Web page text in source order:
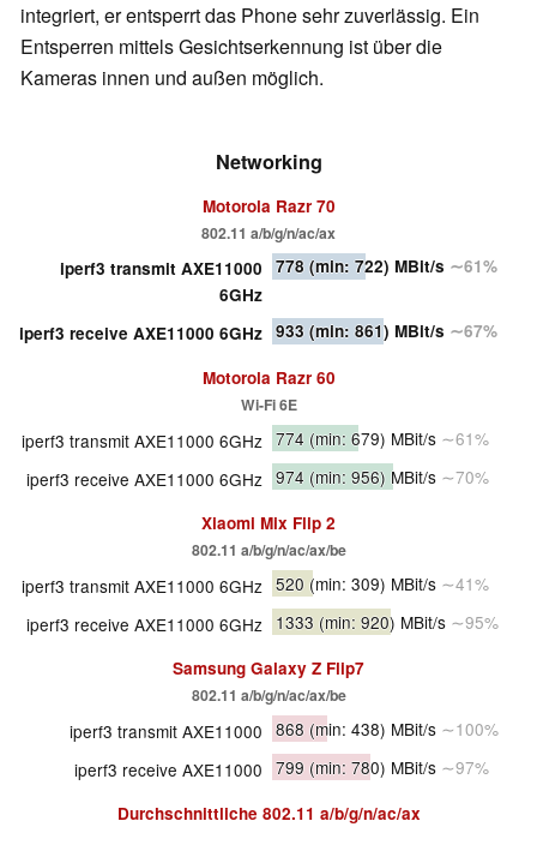
integriert, er entsperrt das Phone sehr zuverlässig. Ein
Entsperren mittels Gesichtserkennung ist über die
Kameras innen und außen möglich.
Networking
Motorola Razr 70
802.11 a/b/g/n/ac/ax
iperf3 transmit AXE11000
6GHz
778 (min: 722) MBit/s ∼61%
iperf3 receive AXE11000 6GHz 933 (min: 861) MBit/s ∼67%
Motorola Razr 60
Wi-Fi 6E
iperf3 transmit AXE11000 6GHz 774 (min: 679) MBit/s ∼61%
iperf3 receive AXE11000 6GHz 974 (min: 956) MBit/s ∼70%
Xiaomi Mix Flip 2
802.11 a/​b/​g/​n/​ac/​ax/​be
iperf3 transmit AXE11000 6GHz 520 (min: 309) MBit/s ∼41%
iperf3 receive AXE11000 6GHz 1333 (min: 920) MBit/s ∼95%
Samsung Galaxy Z Flip7
802.11 a/​b/​g/​n/​ac/​ax/​be
iperf3 transmit AXE11000 868 (min: 438) MBit/s ∼100%
iperf3 receive AXE11000 799 (min: 780) MBit/s ∼97%
Durchschnittliche 802.11 a/b/g/n/ac/ax